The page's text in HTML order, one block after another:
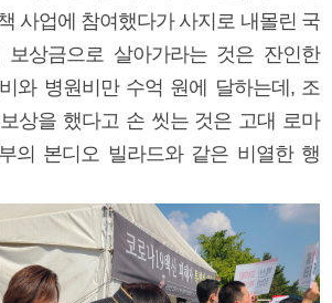
사업에 참여했다가 사지로 내몰린 국
상금으로 살아가라는 것은 잔인한
비와 병원비만 수억 원에 달하는데, 조
상을 했다고 손 씻는 것은 고대 로마
의 본디오 빌라드와 같은 비열한 행